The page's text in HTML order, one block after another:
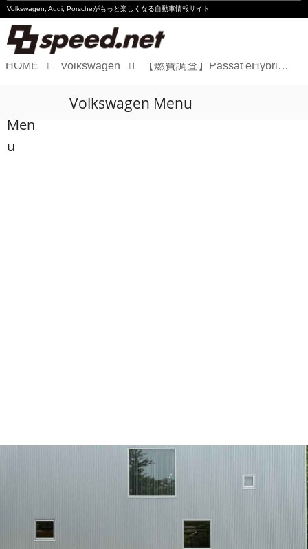
Volkswagen, Audi, Porscheがもっと楽しくなる自動車情報サイト
Audi
HOME Volkswagen 【燃費調査】Passat eHybridでロングドライブに出かけてみたら
Men
u
Volkswagen Menu